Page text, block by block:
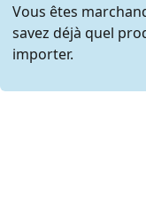
Vous êtes
savez déjà quel
importer.